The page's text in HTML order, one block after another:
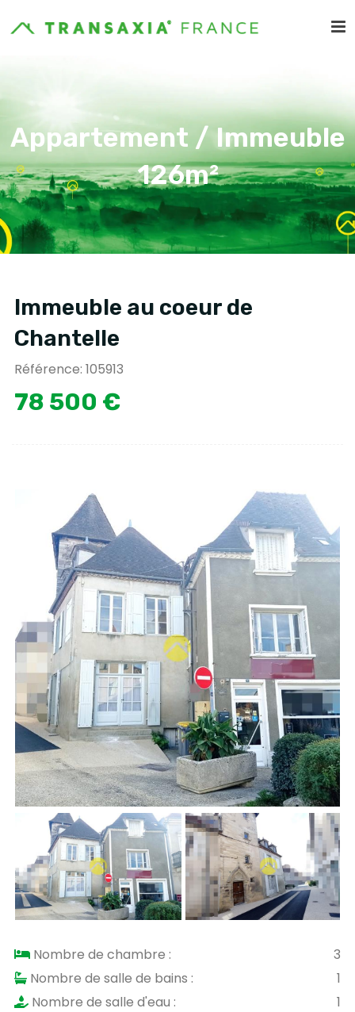
Appartement / Immeuble
126m²
Immeuble au coeur de
Chantelle
Référence: 105913
78 500 €
Nombre de chambre :
3
Nombre de salle de bains :
1
Nombre de salle d'eau :
1